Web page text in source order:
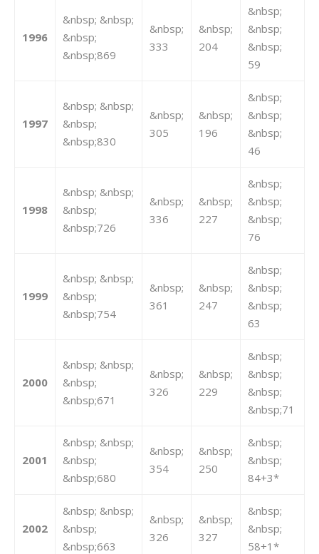
1996
&nbsp; &nbsp;
&nbsp;
&nbsp;869
&nbsp;
333
&nbsp;
204
&nbsp;
&nbsp;
&nbsp;
59
1997
&nbsp; &nbsp;
&nbsp;
&nbsp;830
&nbsp;
305
&nbsp;
196
&nbsp;
&nbsp;
&nbsp;
46
1998
&nbsp; &nbsp;
&nbsp;
&nbsp;726
&nbsp;
336
&nbsp;
227
&nbsp;
&nbsp;
&nbsp;
76
1999
&nbsp; &nbsp;
&nbsp;
&nbsp;754
&nbsp;
361
&nbsp;
247
&nbsp;
&nbsp;
&nbsp;
63
2000
&nbsp; &nbsp;
&nbsp;
&nbsp;671
&nbsp;
326
&nbsp;
229
&nbsp;
&nbsp;
&nbsp;
&nbsp;71
2001
&nbsp; &nbsp;
&nbsp;
&nbsp;680
&nbsp;
354
&nbsp;
250
&nbsp;
&nbsp;
84+3*
2002
&nbsp; &nbsp;
&nbsp;
&nbsp;663
&nbsp;
326
&nbsp;
327
&nbsp;
&nbsp;
58+1*